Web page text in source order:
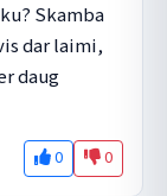
Skamba
dar laimi,
daug
0 0